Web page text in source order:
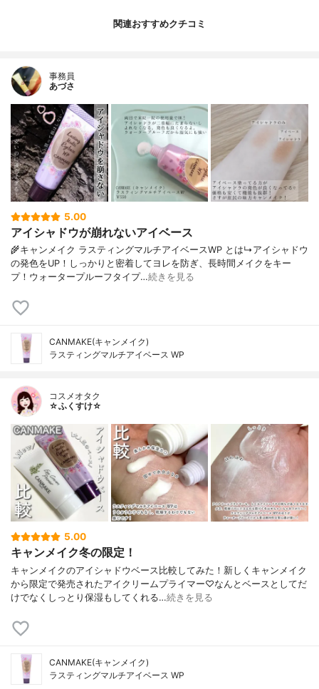
関連おすすめクチコミ
事務員
あづさ
5.00
アイシャドウが崩れないアイベース
🌾キャンメイク ラスティングマルチアイベースWP とは↳アイシャドウ
の発色をUP！しっかりと密着してヨレを防ぎ、長時間メイクをキー
プ！ウォータープルーフタイプ…続きを見る
CANMAKE(キャンメイク)
ラスティングマルチアイベース WP
コスメオタク
☆ふくすけ☆
5.00
キャンメイク冬の限定！
キャンメイクのアイシャドウベース比較してみた！新しくキャンメイク
から限定で発売されたアイクリームプライマー♡なんとベースとしてだ
けでなくしっとり保湿もしてくれる…続きを見る
CANMAKE(キャンメイク)
ラスティングマルチアイベース WP